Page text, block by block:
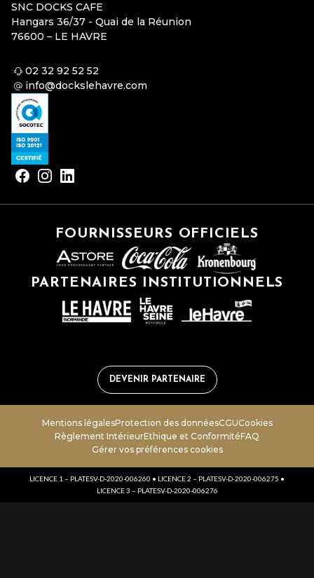
SNC DOCKS CAFE
Hangars 36/37 - Quai de la Réunion
76600 – LE HAVRE
02 32 92 52 52
info@dockslehavre.com
FOURNISSEURS OFFICIELS
PARTENAIRES INSTITUTIONNELS
DEVENIR PARTENAIRE
Mentions légalesProtection des donnéesCGUCookies
Règlement IntérieurEthique et ConformitéFAQ
Gérer vos préférences cookies
LICENCE 1 – PLATESV-D-2020-006260 • LICENCE 2 – PLATESV-D-2020-006275 •
LICENCE 3 – PLATESV-D-2020-006276